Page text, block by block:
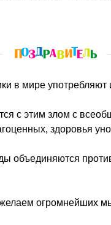
с этим злом с
здоровья
объединяются
огромнейших